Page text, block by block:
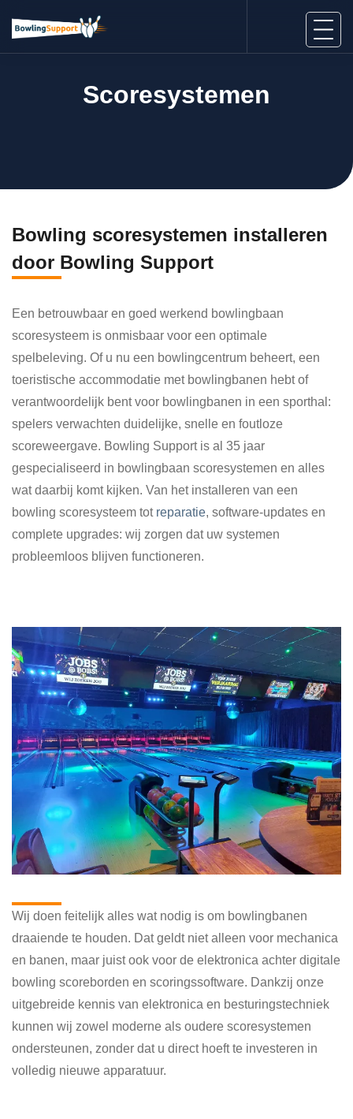
Scoresystemen
Bowling scoresystemen installeren
door Bowling Support
Een betrouwbaar en goed werkend bowlingbaan
scoresysteem is onmisbaar voor een optimale
spelbeleving. Of u nu een bowlingcentrum beheert, een
toeristische accommodatie met bowlingbanen hebt of
verantwoordelijk bent voor bowlingbanen in een sporthal:
spelers verwachten duidelijke, snelle en foutloze
scoreweergave. Bowling Support is al 35 jaar
gespecialiseerd in bowlingbaan scoresystemen en alles
wat daarbij komt kijken. Van het installeren van een
bowling scoresysteem tot reparatie, software-updates en
complete upgrades: wij zorgen dat uw systemen
probleemloos blijven functioneren.
Wij doen feitelijk alles wat nodig is om bowlingbanen
draaiende te houden. Dat geldt niet alleen voor mechanica
en banen, maar juist ook voor de elektronica achter digitale
bowling scoreborden en scoringssoftware. Dankzij onze
uitgebreide kennis van elektronica en besturingstechniek
kunnen wij zowel moderne als oudere scoresystemen
ondersteunen, zonder dat u direct hoeft te investeren in
volledig nieuwe apparatuur.